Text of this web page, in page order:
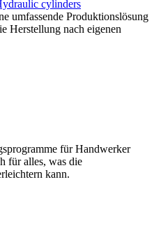
cylinders
umfassende Produktionslösung
Herstellung nach eigenen
für Handwerker
für alles, was die
kann.